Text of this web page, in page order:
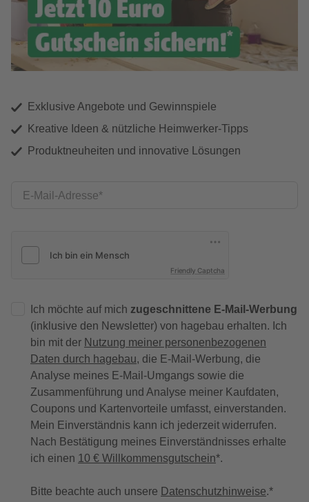
Exklusive Angebote und Gewinnspiele
Kreative Ideen & nützliche Heimwerker-Tipps
Produktneuheiten und innovative Lösungen
E-Mail-Adresse
Friendly Captcha
Ich möchte auf mich zugeschnittene E-Mail-Werbung
(inklusive den Newsletter) von hagebau erhalten. Ich
bin mit der Nutzung meiner personenbezogenen
Daten durch hagebau, die E-Mail-Werbung, die
Analyse meines E-Mail-Umgangs sowie die
Zusammenführung und Analyse meiner Kaufdaten,
Coupons und Kartenvorteile umfasst, einverstanden.
Mein Einverständnis kann ich jederzeit widerrufen.
Nach Bestätigung meines Einverständnisses erhalte
ich einen 10 € Willkommensgutschein*.
Bitte beachte auch unsere Datenschutzhinweise.